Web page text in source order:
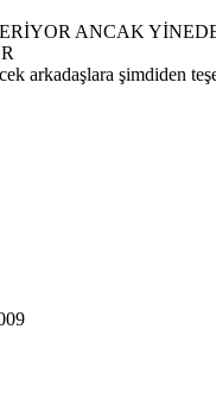
ANCAK
arkadaşlara şimdiden